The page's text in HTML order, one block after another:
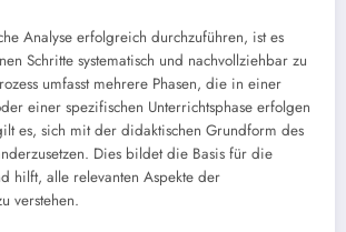
Analyse erfolgreich durchzuführen, ist es
Schritte systematisch und nachvollziehbar zu
umfasst mehrere Phasen, die in einer
einer spezifischen Unterrichtsphase erfolgen
es, sich mit der didaktischen Grundform des
Dies bildet die Basis für die
hilft, alle relevanten Aspekte der
verstehen.